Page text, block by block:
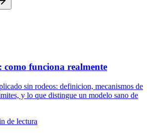
funciona realmente
sin rodeos: definicion, mecanismos de
y lo que distingue un modelo sano de
de lectura